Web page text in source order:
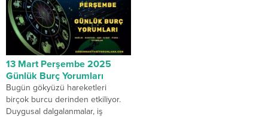
13 Mart Perşembe 2025
Günlük Burç Yorumları
Bugün gökyüzü hareketleri
birçok burcu derinden etkiliyor.
Duygusal dalgalanmalar, iş